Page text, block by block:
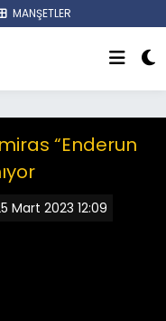
MANŞETLER
“Enderun
Mart 2023 12:09